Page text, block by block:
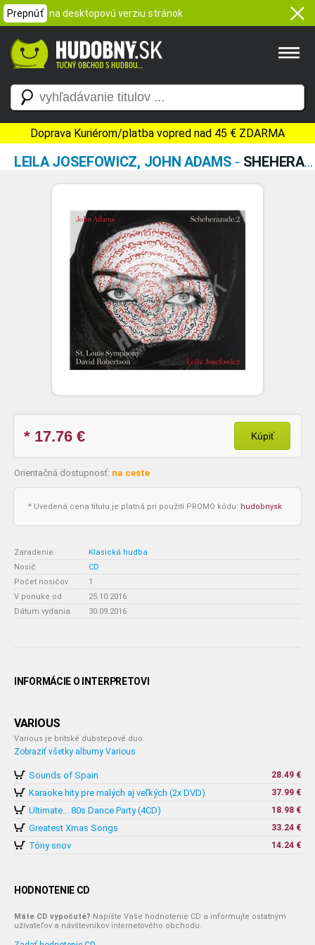
Prepnúť na desktopovú verziu stránok
Doprava Kuriérom/platba vopred nad 45 € ZDARMA
LEILA JOSEFOWICZ, JOHN ADAMS - SHEHERAZADE 2
* 17.76 € Kúpiť
Orientačná dostupnosť: na ceste
* Uvedená cena titulu je platná pri použití PROMO kódu: hudobnysk
Zaradenie : Klasická hudba
Nosič
: CD
Počet nosičov
: 1
V ponuke od
: 25.10.2016
Dátum vydania
: 30.09.2016
INFORMÁCIE O INTERPRETOVI
VARIOUS
Various je britské dubstepové duo.
Zobraziť všetky albumy Various
Sounds of Spain 28.49 €
Karaoke hity pre malých aj veľkých (2x DVD) 37.99 €
Ultimate... 80s Dance Party (4CD) 18.98 €
Greatest Xmas Songs 33.24 €
Tóny snov 14.24 €
HODNOTENIE CD
Máte CD vypočuté? Napíšte Vaše hodnotenie CD a informujte ostatným
užívateľov a návštevníkov internetového obchodu.